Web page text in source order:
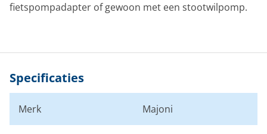
fietspompadapter of gewoon met een stootwilpomp.
Specificaties
Merk Majoni